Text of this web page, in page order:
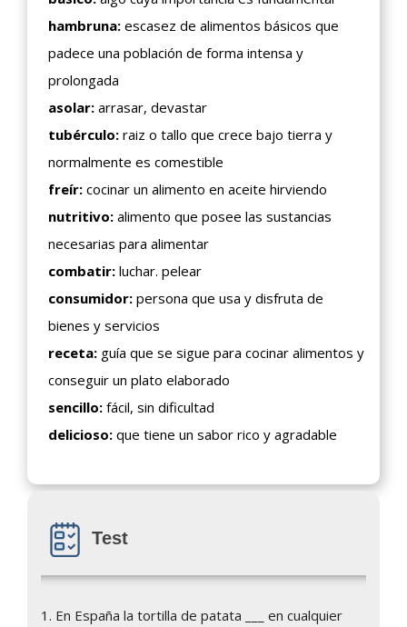
hambruna: escasez de alimentos básicos que
padece una población de forma intensa y
prolongada
asolar: arrasar, devastar
tubérculo: raiz o tallo que crece bajo tierra y
normalmente es comestible
freír: cocinar un alimento en aceite hirviendo
nutritivo: alimento que posee las sustancias
necesarias para alimentar
combatir: luchar. pelear
consumidor: persona que usa y disfruta de
bienes y servicios
receta: guía que se sigue para cocinar alimentos y
conseguir un plato elaborado
sencillo: fácil, sin dificultad
delicioso: que tiene un sabor rico y agradable
Test
1. En España la tortilla de patata ___ en cualquier